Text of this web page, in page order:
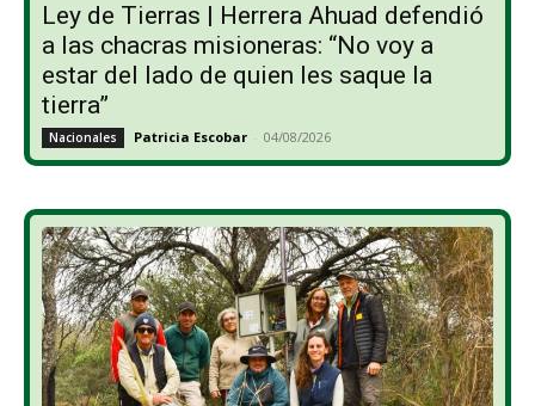
Ley de Tierras | Herrera Ahuad defendió
a las chacras misioneras: “No voy a
estar del lado de quien les saque la
tierra”
Nacionales Patricia Escobar - 04/08/2026